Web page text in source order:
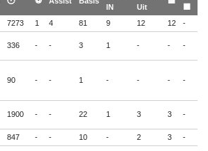
IN
Uit
7273 1 4 81 9 12 12 -
336 - - 3 1 - - -
90 - - 1 - - - -
1900 - - 22 1 3 3 -
847 - - 10 - 2 3 -